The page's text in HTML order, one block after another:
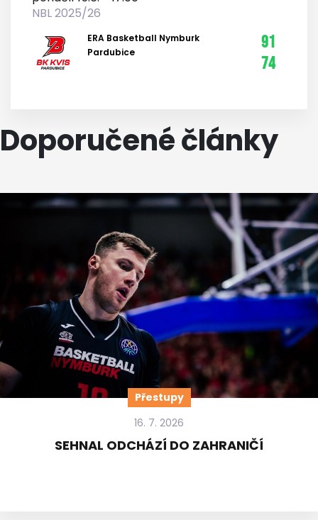
NBL 2025/26
ERA Basketball Nymburk
Pardubice
91
74
Doporučené články
Přestupy
16. 7. 2026
SEHNAL ODCHÁZÍ DO ZAHRANIČÍ